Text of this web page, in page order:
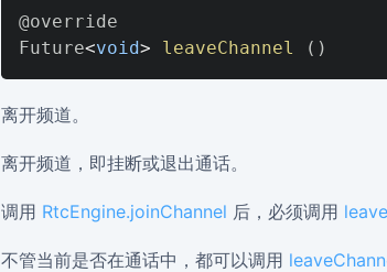
Future<void> leaveChannel ( )
离开频道。
离开频道，即挂断或退出通话。
调用 RtcEngine.joinChannel 后，必须调用
不管当前是否在通话中，都可以调用